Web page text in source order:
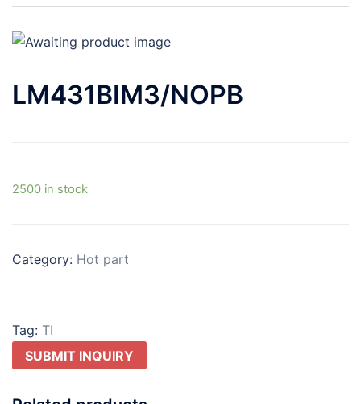
LM431BIM3/NOPB
2500 in stock
Category: Hot part
Tag: TI
SUBMIT INQUIRY